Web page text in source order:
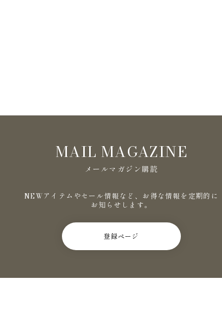
MAIL MAGAZINE
メールマガジン購読
NEWアイテムやセール情報など、お得な情報を定期的に
お知らせします。
登録ページ